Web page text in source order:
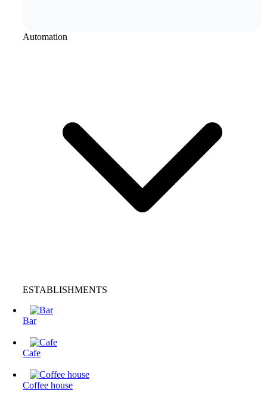
Automation
ESTABLISHMENTS
Bar
Cafe
Coffee house